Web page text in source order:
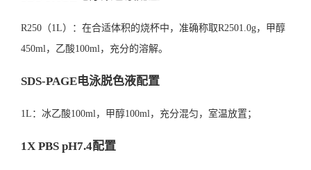
R250（1L）：在合适体积的烧杯中，准确称取R2501.0g，甲醇
450ml，乙酸100ml，充分的溶解。
SDS-PAGE电泳脱色液配置
1L：冰乙酸100ml，甲醇100ml，充分混匀，室温放置；
1X PBS pH7.4配置